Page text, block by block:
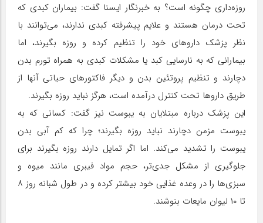
روزه‌داری چگونه است؟ به خبرنگار ایسنا گفت: بیماران کبدی که
تحت درمان هستند و علایم پیشرفته کبدی ندارند، می‌توانند با
نظر پزشک داروهای خود را تنظیم کرده و روزه بگیرند، اما
بیمارانی که به نارسایی کبد یا مشکلات کبدی به همراه تورم بدن
دچارند و تنظیم پروتئین بدن و دیگر فاکتورهای حیاتی آنها از
طریق داروها تحت کنترل درآمده است، هرگز نباید روزه بگیرند.
این پزشک درباره مبتلایان به یبوست نیز گفت: کسانی که به
یبوست مزمن دچارند نباید روزه بگیرند؛ چرا که کم آبی بدن
یبوست را تشدید می‌کند. اما اگر تمایل دارند روزه بگیرند برای
جلوگیری از مشکل جدی‌تر، حجم مواد فیبری مانند میوه و
سبزی‌ها را در وعده غذایی خود بیشتر کرده و در طول شبانه روز ۸
تا ۱۰ لیوان مایعات بنوشند.